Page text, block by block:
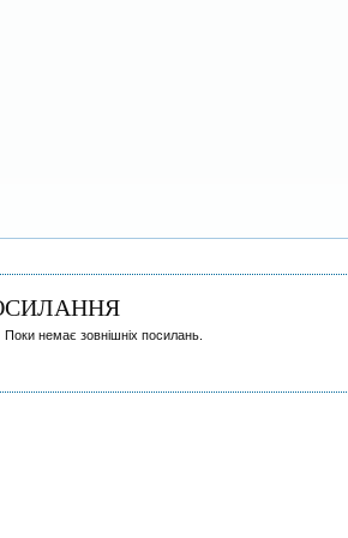
Поки немає зовнішніх посилань.